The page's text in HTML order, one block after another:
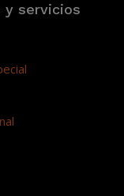
y servicios